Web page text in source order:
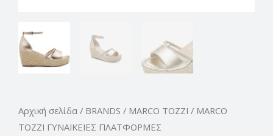
Αρχική σελίδα / BRANDS / MARCO TOZZI / MARCO
TOZZI ΓΥΝΑΙΚΕΙΕΣ ΠΛΑΤΦΟΡΜΕΣ